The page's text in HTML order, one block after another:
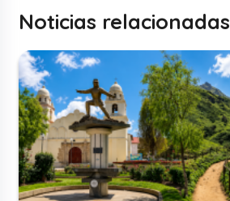
Noticias relacionadas